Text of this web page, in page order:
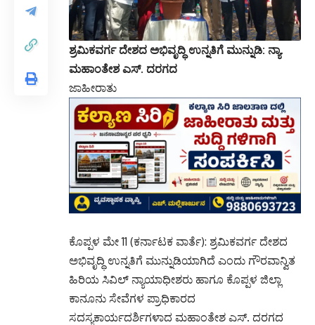
ಶ್ರಮಿಕವರ್ಗ ದೇಶದ ಅಭಿವೃದ್ಧಿ ಉನ್ನತಿಗೆ ಮುನ್ನುಡಿ: ನ್ಯಾ.
ಮಹಾಂತೇಶ ಎಸ್. ದರಗದ
ಜಾಹೀರಾತು
ಕೊಪ್ಪಳ ಮೇ 11 (ಕರ್ನಾಟಕ ವಾರ್ತೆ): ಶ್ರಮಿಕವರ್ಗ ದೇಶದ
ಅಭಿವೃದ್ಧಿ ಉನ್ನತಿಗೆ ಮುನ್ನುಡಿಯಾಗಿದೆ ಎಂದು ಗೌರವಾನ್ವಿತ
ಹಿರಿಯ ಸಿವಿಲ್ ನ್ಯಾಯಾಧೀಶರು ಹಾಗೂ ಕೊಪ್ಪಳ ಜಿಲ್ಲಾ
ಕಾನೂನು ಸೇವೆಗಳ ಪ್ರಾಧಿಕಾರದ
ಸದಸ್ಯಕಾರ್ಯದರ್ಶಿಗಳಾದ ಮಹಾಂತೇಶ ಎಸ್. ದರಗದ